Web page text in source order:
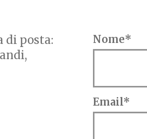
di posta:
Nome*
Email*